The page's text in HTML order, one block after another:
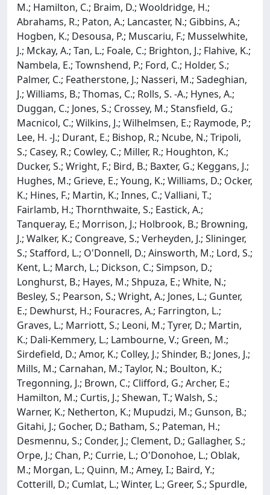
M.; Hamilton, C.; Braim, D.; Wooldridge, H.;
Abrahams, R.; Paton, A.; Lancaster, N.; Gibbins, A.;
Hogben, K.; Desousa, P.; Muscariu, F.; Musselwhite,
J.; Mckay, A.; Tan, L.; Foale, C.; Brighton, J.; Flahive, K.;
Nambela, E.; Townshend, P.; Ford, C.; Holder, S.;
Palmer, C.; Featherstone, J.; Nasseri, M.; Sadeghian,
J.; Williams, B.; Thomas, C.; Rolls, S. -A.; Hynes, A.;
Duggan, C.; Jones, S.; Crossey, M.; Stansfield, G.;
Macnicol, C.; Wilkins, J.; Wilhelmsen, E.; Raymode, P.;
Lee, H. -J.; Durant, E.; Bishop, R.; Ncube, N.; Tripoli,
S.; Casey, R.; Cowley, C.; Miller, R.; Houghton, K.;
Ducker, S.; Wright, F.; Bird, B.; Baxter, G.; Keggans, J.;
Hughes, M.; Grieve, E.; Young, K.; Williams, D.; Ocker,
K.; Hines, F.; Martin, K.; Innes, C.; Valliani, T.;
Fairlamb, H.; Thornthwaite, S.; Eastick, A.;
Tanqueray, E.; Morrison, J.; Holbrook, B.; Browning,
J.; Walker, K.; Congreave, S.; Verheyden, J.; Slininger,
S.; Stafford, L.; O'Donnell, D.; Ainsworth, M.; Lord, S.;
Kent, L.; March, L.; Dickson, C.; Simpson, D.;
Longhurst, B.; Hayes, M.; Shpuza, E.; White, N.;
Besley, S.; Pearson, S.; Wright, A.; Jones, L.; Gunter,
E.; Dewhurst, H.; Fouracres, A.; Farrington, L.;
Graves, L.; Marriott, S.; Leoni, M.; Tyrer, D.; Martin,
K.; Dali-Kemmery, L.; Lambourne, V.; Green, M.;
Sirdefield, D.; Amor, K.; Colley, J.; Shinder, B.; Jones, J.;
Mills, M.; Carnahan, M.; Taylor, N.; Boulton, K.;
Tregonning, J.; Brown, C.; Clifford, G.; Archer, E.;
Hamilton, M.; Curtis, J.; Shewan, T.; Walsh, S.;
Warner, K.; Netherton, K.; Mupudzi, M.; Gunson, B.;
Gitahi, J.; Gocher, D.; Batham, S.; Pateman, H.;
Desmennu, S.; Conder, J.; Clement, D.; Gallagher, S.;
Orpe, J.; Chan, P.; Currie, L.; O'Donohoe, L.; Oblak,
M.; Morgan, L.; Quinn, M.; Amey, I.; Baird, Y.;
Cotterill, D.; Cumlat, L.; Winter, L.; Greer, S.; Spurdle,